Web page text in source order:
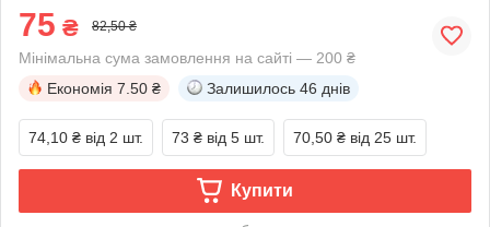
75 ₴ 82,50 ₴
Мінімальна сума замовлення на сайті — 200 ₴
Економія 7.50 ₴ Залишилось 46 днів
74,10 ₴ від 2 шт. 73 ₴ від 5 шт. 70,50 ₴ від 25 шт.
Купити